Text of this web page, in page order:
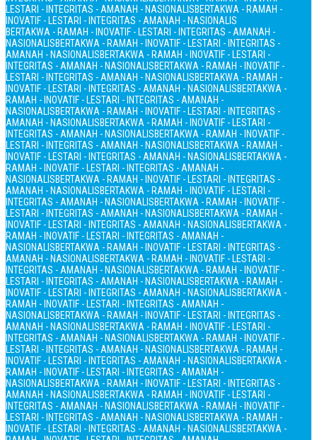
LESTARI - INTEGRITAS - AMANAH - NASIONALISBERTAKWA - RAMAH -
INOVATIF - LESTARI - INTEGRITAS - AMANAH - NASIONALIS
BERTAKWA - RAMAH - INOVATIF - LESTARI - INTEGRITAS - AMANAH -
NASIONALISBERTAKWA - RAMAH - INOVATIF - LESTARI - INTEGRITAS -
AMANAH - NASIONALISBERTAKWA - RAMAH - INOVATIF - LESTARI -
INTEGRITAS - AMANAH - NASIONALISBERTAKWA - RAMAH - INOVATIF -
LESTARI - INTEGRITAS - AMANAH - NASIONALISBERTAKWA - RAMAH -
INOVATIF - LESTARI - INTEGRITAS - AMANAH - NASIONALISBERTAKWA -
RAMAH - INOVATIF - LESTARI - INTEGRITAS - AMANAH -
NASIONALISBERTAKWA - RAMAH - INOVATIF - LESTARI - INTEGRITAS -
AMANAH - NASIONALISBERTAKWA - RAMAH - INOVATIF - LESTARI -
INTEGRITAS - AMANAH - NASIONALISBERTAKWA - RAMAH - INOVATIF -
LESTARI - INTEGRITAS - AMANAH - NASIONALISBERTAKWA - RAMAH -
INOVATIF - LESTARI - INTEGRITAS - AMANAH - NASIONALISBERTAKWA -
RAMAH - INOVATIF - LESTARI - INTEGRITAS - AMANAH -
NASIONALISBERTAKWA - RAMAH - INOVATIF - LESTARI - INTEGRITAS -
AMANAH - NASIONALISBERTAKWA - RAMAH - INOVATIF - LESTARI -
INTEGRITAS - AMANAH - NASIONALISBERTAKWA - RAMAH - INOVATIF -
LESTARI - INTEGRITAS - AMANAH - NASIONALISBERTAKWA - RAMAH -
INOVATIF - LESTARI - INTEGRITAS - AMANAH - NASIONALISBERTAKWA -
RAMAH - INOVATIF - LESTARI - INTEGRITAS - AMANAH -
NASIONALISBERTAKWA - RAMAH - INOVATIF - LESTARI - INTEGRITAS -
AMANAH - NASIONALISBERTAKWA - RAMAH - INOVATIF - LESTARI -
INTEGRITAS - AMANAH - NASIONALISBERTAKWA - RAMAH - INOVATIF -
LESTARI - INTEGRITAS - AMANAH - NASIONALISBERTAKWA - RAMAH -
INOVATIF - LESTARI - INTEGRITAS - AMANAH - NASIONALISBERTAKWA -
RAMAH - INOVATIF - LESTARI - INTEGRITAS - AMANAH -
NASIONALISBERTAKWA - RAMAH - INOVATIF - LESTARI - INTEGRITAS -
AMANAH - NASIONALISBERTAKWA - RAMAH - INOVATIF - LESTARI -
INTEGRITAS - AMANAH - NASIONALISBERTAKWA - RAMAH - INOVATIF -
LESTARI - INTEGRITAS - AMANAH - NASIONALISBERTAKWA - RAMAH -
INOVATIF - LESTARI - INTEGRITAS - AMANAH - NASIONALISBERTAKWA -
RAMAH - INOVATIF - LESTARI - INTEGRITAS - AMANAH -
NASIONALISBERTAKWA - RAMAH - INOVATIF - LESTARI - INTEGRITAS -
AMANAH - NASIONALISBERTAKWA - RAMAH - INOVATIF - LESTARI -
INTEGRITAS - AMANAH - NASIONALISBERTAKWA - RAMAH - INOVATIF -
LESTARI - INTEGRITAS - AMANAH - NASIONALISBERTAKWA - RAMAH -
INOVATIF - LESTARI - INTEGRITAS - AMANAH - NASIONALISBERTAKWA -